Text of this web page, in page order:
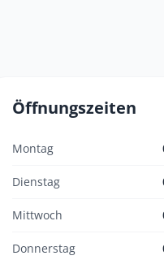
Öffnungszeiten
Montag
Dienstag
Mittwoch
Donnerstag